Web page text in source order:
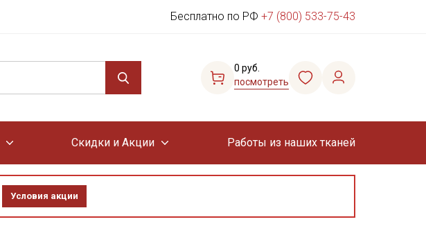
Бесплатно по РФ +7 (800) 533-75-43
0 руб.
посмотреть
Скидки и Акции Работы из наших тканей
Условия акции